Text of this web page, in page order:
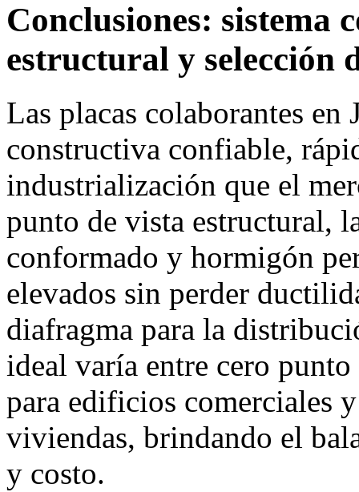
Conclusiones: sistema
estructural y selección
Las placas colaborantes
constructiva confiable,
industrialización que el
punto de vista estructural,
conformado y hormigón
elevados sin perder
diafragma para la
ideal varía entre cero
para edificios comerciales
viviendas, brindando el
y costo.